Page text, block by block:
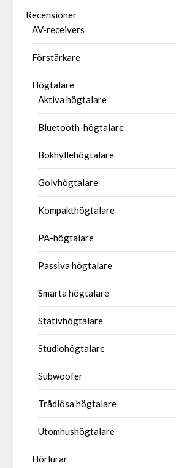
Recensioner
AV-receivers
Förstärkare
Högtalare
Aktiva högtalare
Bluetooth-högtalare
Bokhyllehögtalare
Golvhögtalare
Kompakthögtalare
PA-högtalare
Passiva högtalare
Smarta högtalare
Stativhögtalare
Studiohögtalare
Subwoofer
Trådlösa högtalare
Utomhushögtalare
Hörlurar